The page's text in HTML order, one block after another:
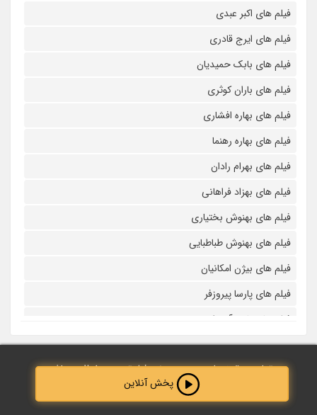
from the Noun Project
پخش آنلاین
from the Noun Project
پخش آنلاین
فیلم های اکبر عبدی
فیلم های ایرج قادری
فیلم های بابک حمیدیان
فیلم های باران کوثری
فیلم های بهاره افشاری
فیلم های بهاره رهنما
فیلم های بهرام رادان
فیلم های بهزاد فراهانی
فیلم های بهنوش بختیاری
فیلم های بهنوش طباطبایی
فیلم های بیژن امکانیان
فیلم های پارسا پیروزفر
فیلم های پانته آ بهرام
فیلم های پولاد کیمیایی
فیلم های پویا امینی
فیلم های پژمان بازغی
تمامی حقوق مادی و معنوی نزد فیلم‌ترین محفوظ می‌باشد.
طراحی و پشتیبانی توسط :
Abdolahi40